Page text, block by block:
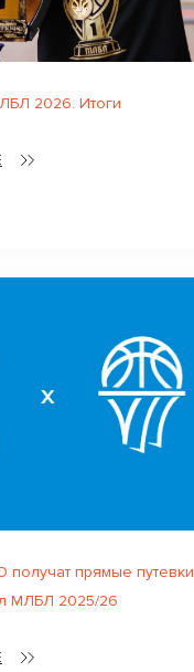
2026. Итоги
прямые путевки
МЛБЛ 2025/26